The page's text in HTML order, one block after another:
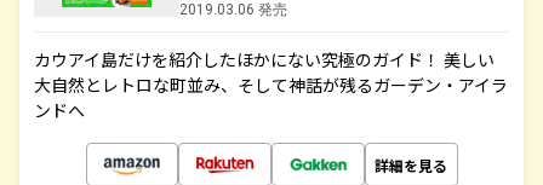
2019.03.06 発売
カウアイ島だけを紹介したほかにない究極のガイド！ 美しい
大自然とレトロな町並み、そして神話が残るガーデン・アイラ
ンドへ
詳細を見る